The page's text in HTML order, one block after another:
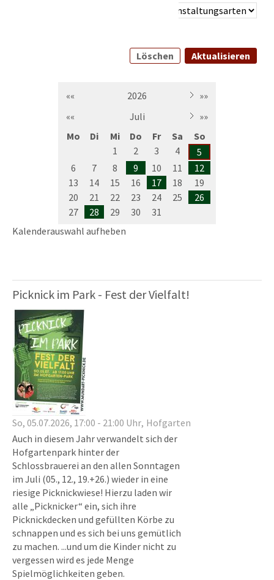
Löschen Aktualisieren
«« 2026
»»
««
Juli
»»
Mo
Di Mi Do Fr Sa
So
1
2 3 4
5
6
7 8 9 10 11
12
13
14 15 16 17 18
19
20
21 22 23 24 25
26
27
28 29 30
31
Kalenderauswahl aufheben
Picknick im Park - Fest der Vielfalt!
So, 05.07.2026, 17:00 - 21:00 Uhr Hofgarten
Auch in diesem Jahr verwandelt sich der
Hofgartenpark hinter der
Schlossbrauerei an den allen Sonntagen
im Juli (05., 12., 19.+26.) wieder in eine
riesige Picknickwiese! Hierzu laden wir
alle „Picknicker“ ein, sich ihre
Picknickdecken und gefüllten Körbe zu
schnappen und es sich bei uns gemütlich
zu machen. ...und um die Kinder nicht zu
vergessen wird es jede Menge
Spielmöglichkeiten geben.